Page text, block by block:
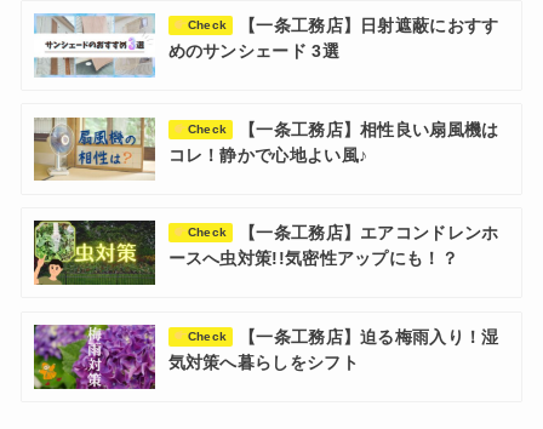
Check
【一条工務店】日射遮蔽におすす
めのサンシェード 3選
Check
【一条工務店】相性良い扇風機は
コレ！静かで心地よい風♪
Check
【一条工務店】エアコンドレンホ
ースへ虫対策!!気密性アップにも！？
Check
【一条工務店】迫る梅雨入り！湿
気対策へ暮らしをシフト